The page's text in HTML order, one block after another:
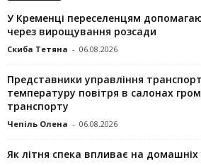
У Кременці переселенцям
через вирощування розсади
Скиба Тетяна - 06.08.2026
Представники управління
температуру повітря в салонах
транспорту
Чепіль Олена - 06.08.2026
Як літня спека впливає на